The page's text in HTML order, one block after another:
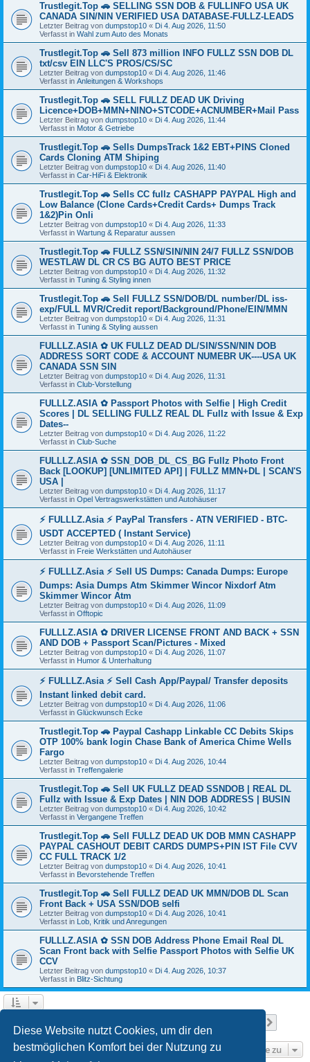
Diese Website nutzt Cookies, um dir den
bestmöglichen Komfort bei der Nutzung zu
Trustlegit.Top 🚗 SELLING SSN DOB & FULLINFO USA UK
CANADA SIN/NIN VERIFIED USA DATABASE-FULLZ-LEADS
Letzter Beitrag von dumpstop10 « Di 4. Aug 2026, 11:50
Verfasst in Wahl zum Auto des Monats
Trustlegit.Top 🚗 Sell 873 million INFO FULLZ SSN DOB DL
txt/csv EIN LLC'S PROS/CS/SC
Letzter Beitrag von dumpstop10 « Di 4. Aug 2026, 11:46
Verfasst in Anleitungen & Workshops
Trustlegit.Top 🚗 SELL FULLZ DEAD UK Driving
Licence+DOB+MMN+NINO+STCODE+ACNUMBER+Mail Pass
Letzter Beitrag von dumpstop10 « Di 4. Aug 2026, 11:44
Verfasst in Motor & Getriebe
Trustlegit.Top 🚗 Sells DumpsTrack 1&2 EBT+PINS Cloned
Cards Cloning ATM Shiping
Letzter Beitrag von dumpstop10 « Di 4. Aug 2026, 11:40
Verfasst in Car-HiFi & Elektronik
Trustlegit.Top 🚗 Sells CC fullz CASHAPP PAYPAL High and
Low Balance (Clone Cards+Credit Cards+ Dumps Track
1&2)Pin Onli
Letzter Beitrag von dumpstop10 « Di 4. Aug 2026, 11:33
Verfasst in Wartung & Reparatur aussen
Trustlegit.Top 🚗 FULLZ SSN/SIN/NIN 24/7 FULLZ SSN/DOB
WESTLAW DL CR CS BG AUTO BEST PRICE
Letzter Beitrag von dumpstop10 « Di 4. Aug 2026, 11:32
Verfasst in Tuning & Styling innen
Trustlegit.Top 🚗 Sell FULLZ SSN/DOB/DL number/DL iss-
exp/FULL MVR/Credit report/Background/Phone/EIN/MMN
Letzter Beitrag von dumpstop10 « Di 4. Aug 2026, 11:31
Verfasst in Tuning & Styling aussen
FULLLZ.ASIA ✿ UK FULLZ DEAD DL/SIN/SSN/NIN DOB
ADDRESS SORT CODE & ACCOUNT NUMEBR UK----USA UK
CANADA SSN SIN
Letzter Beitrag von dumpstop10 « Di 4. Aug 2026, 11:31
Verfasst in Club-Vorstellung
FULLLZ.ASIA ✿ Passport Photos with Selfie | High Credit
Scores | DL SELLING FULLZ REAL DL Fullz with Issue & Exp
Dates--
Letzter Beitrag von dumpstop10 « Di 4. Aug 2026, 11:22
Verfasst in Club-Suche
FULLLZ.ASIA ✿ SSN_DOB_DL_CS_BG Fullz Photo Front
Back [LOOKUP] [UNLIMITED API] | FULLZ MMN+DL | SCAN'S
USA |
Letzter Beitrag von dumpstop10 « Di 4. Aug 2026, 11:17
Verfasst in Opel Vertragswerkstätten und Autohäuser
⚡ FULLLZ.Asia ⚡ PayPal Transfers - ATN VERIFIED - BTC-
USDT ACCEPTED ( Instant Service)
Letzter Beitrag von dumpstop10 « Di 4. Aug 2026, 11:11
Verfasst in Freie Werkstätten und Autohäuser
⚡ FULLLZ.Asia ⚡ Sell US Dumps: Canada Dumps: Europe
Dumps: Asia Dumps Atm Skimmer Wincor Nixdorf Atm
Skimmer Wincor Atm
Letzter Beitrag von dumpstop10 « Di 4. Aug 2026, 11:09
Verfasst in Offtopic
FULLLZ.ASIA ✿ DRIVER LICENSE FRONT AND BACK + SSN
AND DOB + Passport Scan/Pictures - Mixed
Letzter Beitrag von dumpstop10 « Di 4. Aug 2026, 11:07
Verfasst in Humor & Unterhaltung
⚡ FULLLZ.Asia ⚡ Sell Cash App/Paypal/ Transfer deposits
Instant linked debit card.
Letzter Beitrag von dumpstop10 « Di 4. Aug 2026, 11:06
Verfasst in Glückwunsch Ecke
Trustlegit.Top 🚗 Paypal Cashapp Linkable CC Debits Skips
OTP 100% bank login Chase Bank of America Chime Wells
Fargo
Letzter Beitrag von dumpstop10 « Di 4. Aug 2026, 10:44
Verfasst in Treffengalerie
Trustlegit.Top 🚗 Sell UK FULLZ DEAD SSNDOB | REAL DL
Fullz with Issue & Exp Dates | NIN DOB ADDRESS | BUSIN
Letzter Beitrag von dumpstop10 « Di 4. Aug 2026, 10:42
Verfasst in Vergangene Treffen
Trustlegit.Top 🚗 Sell FULLZ DEAD UK DOB MMN CASHAPP
PAYPAL CASHOUT DEBIT CARDS DUMPS+PIN IST File CVV
CC FULL TRACK 1/2
Letzter Beitrag von dumpstop10 « Di 4. Aug 2026, 10:41
Verfasst in Bevorstehende Treffen
Trustlegit.Top 🚗 Sell FULLZ DEAD UK MMN/DOB DL Scan
Front Back + USA SSN/DOB selfi
Letzter Beitrag von dumpstop10 « Di 4. Aug 2026, 10:41
Verfasst in Lob, Kritik und Anregungen
FULLLZ.ASIA ✿ SSN DOB Address Phone Email Real DL
Scan Front back with Selfie Passport Photos with Selfie UK
CCV
Letzter Beitrag von dumpstop10 « Di 4. Aug 2026, 10:37
Verfasst in Blitz-Sichtung
Gehe zu